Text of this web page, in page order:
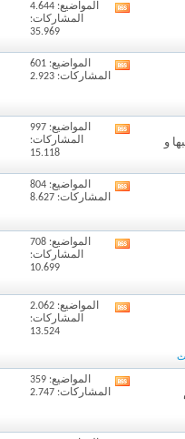
مشاهدة
المنتدى
المواضيع: 4.644
المشاركات:
35.969
مشاهدة
تغذيات
المواضيع: 601
المشاركات: 2.923
و
مشاهدة
المنتدى
المواضيع: 997
المشاركات:
15.118
مشاهدة
تغذيات
المنتدى
المواضيع: 804
المشاركات: 8.627
مشاهدةالمواضيع: 708
المشاركات:
10.699
مشاهدةالمواضيع: 2.062
المشاركات:
13.524
مشاهدة
تغذيات
المواضيع: 359
المشاركات: 2.747